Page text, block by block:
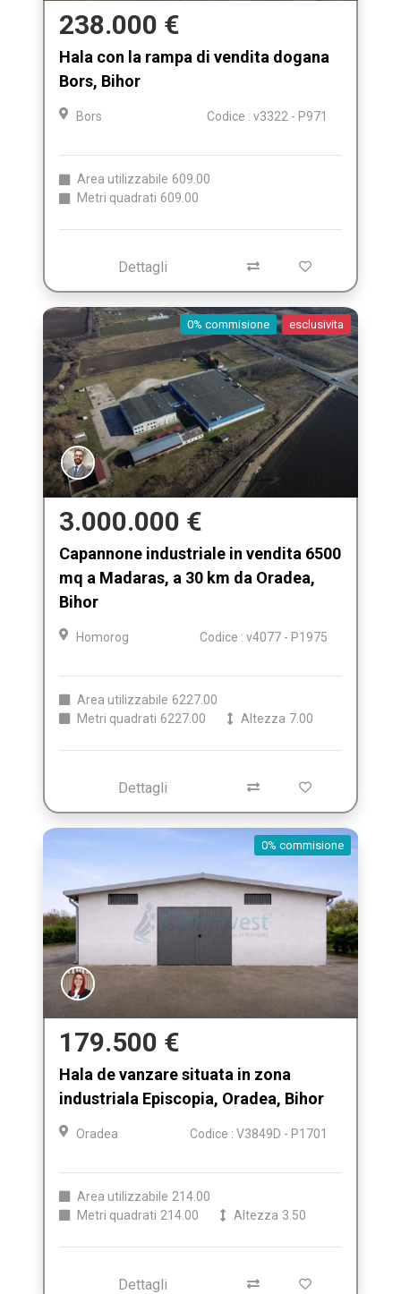
238.000 €
Hala con la rampa di vendita dogana
Bors, Bihor
Bors Codice : v3322 - P971
Area utilizzabile 609.00
Metri quadrati 609.00
Dettagli
0% commisione esclusivita
3.000.000 €
Capannone industriale in vendita 6500
mq a Madaras, a 30 km da Oradea,
Bihor
Homorog Codice : v4077 - P1975
Area utilizzabile 6227.00
Metri quadrati 6227.00 Altezza 7.00
Dettagli
0% commisione
179.500 €
Hala de vanzare situata in zona
industriala Episcopia, Oradea, Bihor
Oradea Codice : V3849D - P1701
Area utilizzabile 214.00
Metri quadrati 214.00 Altezza 3.50
Dettagli